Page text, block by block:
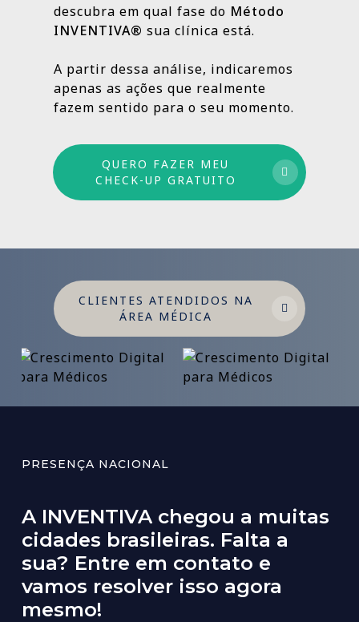
Por isso trabalhamos com um método
médio e longo prazo para garantir
crescimento sustentável.
descubra em qual fase do Método
INVENTIVA® sua clínica está.
A partir dessa análise, indicaremos
apenas as ações que realmente
fazem sentido para o seu momento.
QUERO FAZER MEU
CHECK-UP GRATUITO
CLIENTES ATENDIDOS NA
ÁREA MÉDICA
PRESENÇA NACIONAL
A INVENTIVA chegou a muitas
cidades brasileiras. Falta a
sua? Entre em contato e
vamos resolver isso agora
mesmo!